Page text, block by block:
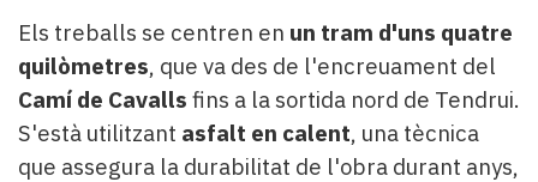
Els treballs se centren en un tram d'uns quatre
quilòmetres, que va des de l'encreuament del
Camí de Cavalls fins a la sortida nord de Tendrui.
S'està utilitzant asfalt en calent, una tècnica
que assegura la durabilitat de l'obra durant anys,